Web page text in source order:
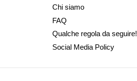
Chi siamo
FAQ
Qualche regola da seguire!
Social Media Policy